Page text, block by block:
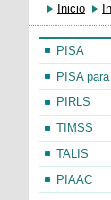
Inicio
PISA
PISA
PIRLS
TIMSS
TALIS
PIAAC